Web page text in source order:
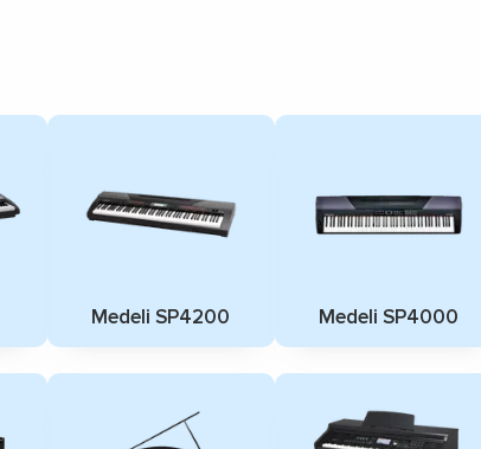
Medeli SP4200 Medeli SP4000